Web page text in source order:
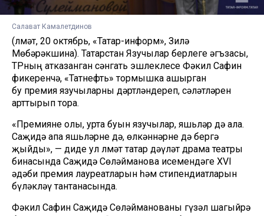
Салават Камалетдинов
(Әлмәт, 20 октябрь, «Татар-информ», Зилә
Мөбәрәкшина). Татарстан Язучылар берлеге әгъзасы,
ТРның атказанган сәнгать эшлеклесе Фәкил Сафин
фикеренчә, «Татнефть» тормышка ашырган
бу премия язучыларны дәртләндереп, сәләтләрен
арттырып тора.
«Премияне олы, урта буын язучылар, яшьләр дә ала.
Саҗидә апа яшьләрне дә, өлкәннәрне дә бергә
җыйды», — диде ул Әлмәт татар дәүләт драма театры
бинасында Саҗидә Сөләйманова исемендәге XVI
әдәби премия лауреатларын һәм стипендиатларын
бүләкләү тантанасында.
Фәкил Сафин Саҗидә Сөләйманованы гүзәл шагыйрә